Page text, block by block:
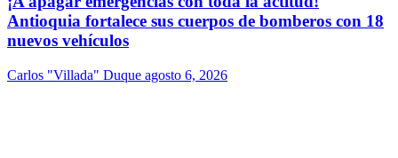
Antioquia fortalece sus cuerpos de bomberos con 18
nuevos vehículos
Carlos "Villada" Duque agosto 6, 2026